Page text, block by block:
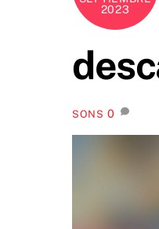
2023
SONS 0